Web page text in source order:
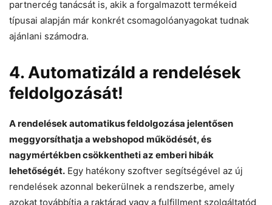
partnercég tanácsát is, akik a forgalmazott termékeid
típusai alapján már konkrét csomagolóanyagokat tudnak
ajánlani számodra.
4. Automatizáld a rendelések
feldolgozását!
A rendelések automatikus feldolgozása jelentősen
meggyorsíthatja a webshopod működését, és
nagymértékben csökkentheti az emberi hibák
lehetőségét. Egy hatékony szoftver segítségével az új
rendelések azonnal bekerülnek a rendszerbe, amely
azokat továbbítja a raktárad vagy a fulfillment szolgáltatód